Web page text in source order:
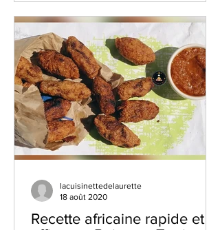
Recette africaine rapide et
lacuisinettedelaurette
18 août 2020